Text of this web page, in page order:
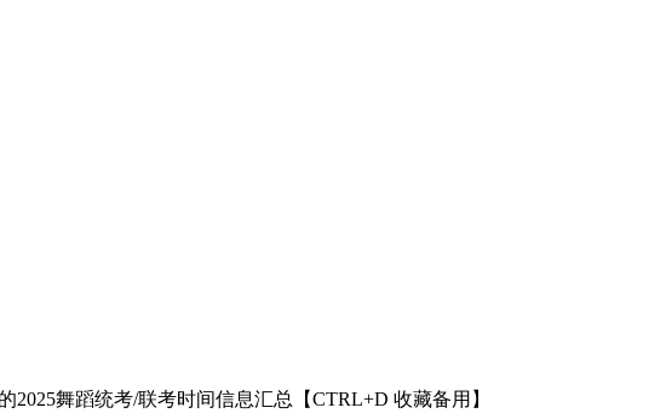
2025舞蹈统考/联考时间信息汇总【CTRL+D 收藏备用】